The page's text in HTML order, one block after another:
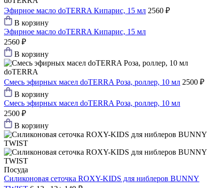
Эфирное масло doTERRA Кипарис, 15 мл 2560 ₽
В корзину
Эфирное масло doTERRA Кипарис, 15 мл
2560 ₽
В корзину
doTERRA
Смесь эфирных масел doTERRA Роза, роллер, 10 мл 2500 ₽
В корзину
Смесь эфирных масел doTERRA Роза, роллер, 10 мл
2500 ₽
В корзину
Посуда
Силиконовая сеточка ROXY-KIDS для ниблеров BUNNY